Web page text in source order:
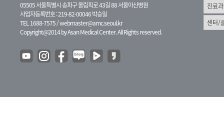
05505 서울특별시 송파구 올림픽로 43길 88 서울아산병원
사업자등록번호 : 219-82-00046 박승일
TEL 1688-7575 /webmaster@amc.seoul.kr
Copyright@2014 by Asan Medical Center. All Rights reserved.